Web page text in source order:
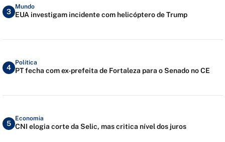
3
Mundo
EUA investigam incidente com helicóptero de Trump
4
Política
PT fecha com ex-prefeita de Fortaleza para o Senado no CE
5
Economia
CNI elogia corte da Selic, mas critica nível dos juros